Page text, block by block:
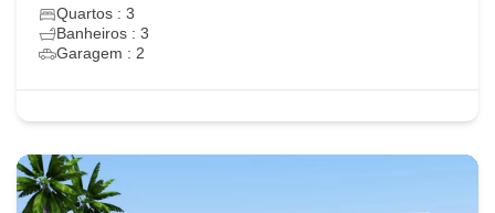
Quartos : 3
Banheiros : 3
Garagem : 2